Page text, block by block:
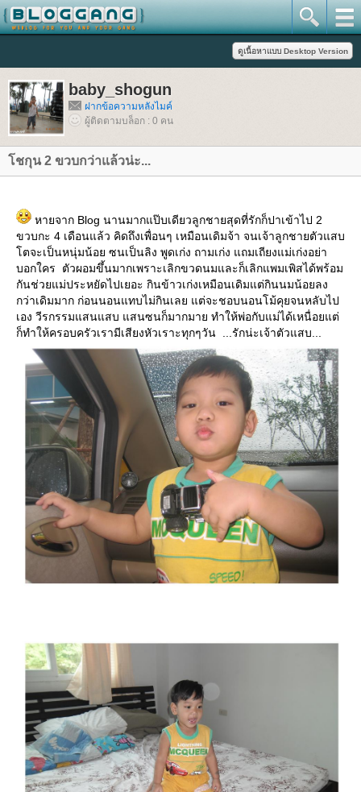
baby_shogun
ฝากข้อความหลังไมค์
ผู้ติดตามบล็อก : 0 คน
ชกุน 2 ขวบกว่าแล้วน่ะ...
หายจาก Blog นานมากแป๊บเดียวลูกชายสุดที่รักก็ปาเข้าไป 2
ขวบกะ 4 เดือนแล้ว คิดถึงเพื่อนๆ เหมือนเดิมจ้า จนเจ้าลูกชายตัวแสบ
ตจะเป็นหนุ่มน้อย ซนเป็นลิง พูดเก่ง ถามเก่ง แถมเถียงแม่เก่งอย่า
บอกใคร ตัวผอมขึ้นมากเพราะเลิกขวดนมและก็เลิกแพมเพิสได้พร้อม
กันช่วยแม่ประหยัดไปเยอะ กินข้าวเก่งเหมือนเดิมแต่กินนมน้อยลง
กว่าเดิมมาก ก่อนนอนแทบไม่กินเลย แต่จะชอบนอนโม้คุยจนหลับไป
เอง วีรกรรมแสนแสบ แสนซนก็มากมาย ทำให้พ่อกับแม่ได้เหนื่อยแต่
ก็ทำให้ครอบครัวเรามีเสียงหัวเราะทุกๆวัน ...รักน่ะเจ้าตัวแสบ...